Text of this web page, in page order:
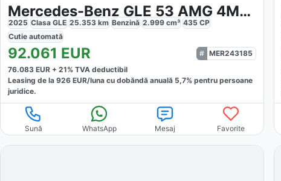
Mercedes-Benz GLE 53 AMG 4MATIC
2025 Clasa GLE 25.353 km Benzină 2.999 cm³ 435 CP
Cutie automată
92.061 EUR
MER243185
76.083 EUR + 21% TVA deductibil
Leasing de la 926 EUR/luna cu dobăndă anuală 5,7% pentru persoane
juridice.
Sună WhatsApp Mesaj Favorite